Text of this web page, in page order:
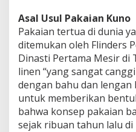
Asal Usul Pakaian Kuno
Pakaian tertua di dunia
ditemukan oleh Flinders
Dinasti Pertama Mesir di
linen “yang sangat
dengan bahu dan
untuk memberikan
bahwa konsep pakaian
sejak ribuan tahun lalu di